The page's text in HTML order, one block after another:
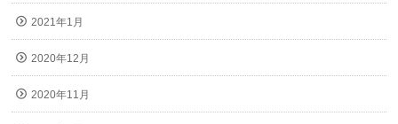
2021年1月
2020年12月
2020年11月